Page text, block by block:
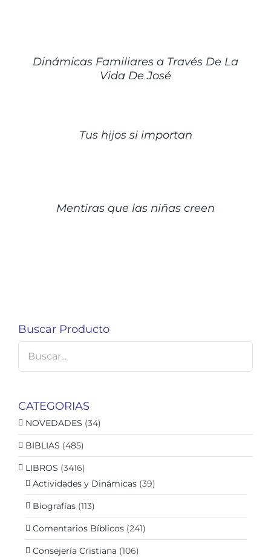
Dinámicas Familiares a Través De La
Vida De José
Tus hijos si importan
Mentiras que las niñas creen
Buscar Producto
CATEGORIAS
NOVEDADES (34)
BIBLIAS (485)
LIBROS (3416)
Actividades y Dinámicas (39)
Biografías (113)
Comentarios Bíblicos (241)
Consejería Cristiana (106)